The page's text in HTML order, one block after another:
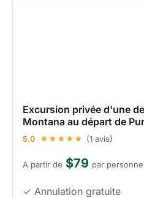
Excursion privée d'une
Montana au départ de
5.0 ★★★★★ (1 avis)
A partir de $79 par personne
✓ Annulation gratuite